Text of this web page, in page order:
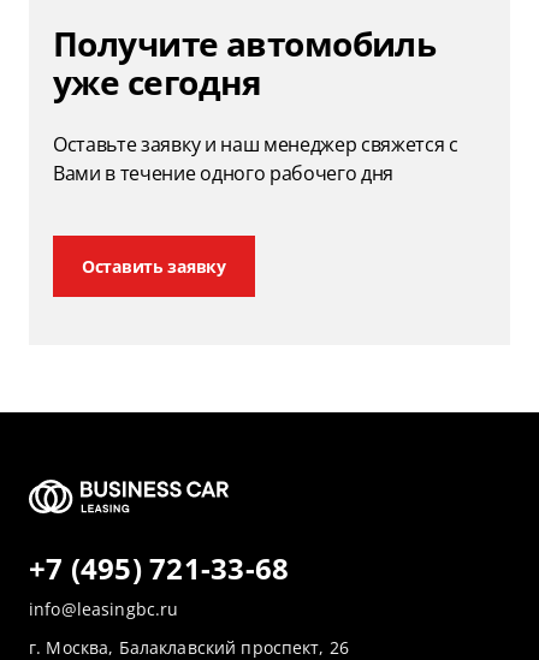
Получите автомобиль
уже сегодня
Оставьте заявку и наш менеджер свяжется с
Вами в течение одного рабочего дня
Оставить заявку
+7 (495) 721-33-68
info@leasingbc.ru
г. Москва, Балаклавский проспект, 26